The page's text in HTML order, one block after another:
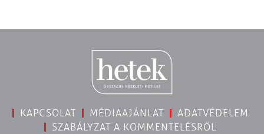
KAPCSOLAT MÉDIAAJÁNLAT
ADATVÉDELEM
SZABÁLYZAT A KOMMENTELÉSRŐL